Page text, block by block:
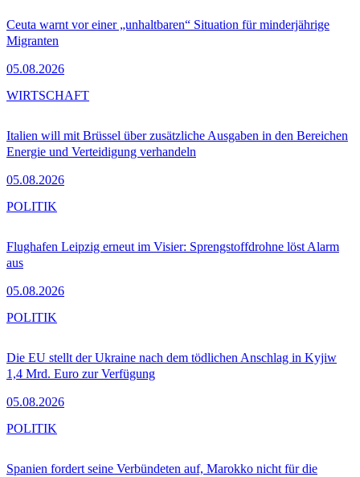
Ceuta warnt vor einer „unhaltbaren“ Situation für minderjährige
Migranten
05.08.2026
Italien will mit Brüssel über zusätzliche Ausgaben in den Bereichen
Energie und Verteidigung verhandeln
05.08.2026
WIRTSCHAFT
Flughafen Leipzig erneut im Visier: Sprengstoffdrohne löst Alarm
aus
05.08.2026
POLITIK
Die EU stellt der Ukraine nach dem tödlichen Anschlag in Kyjiw
1,4 Mrd. Euro zur Verfügung
05.08.2026
POLITIK
Spanien fordert seine Verbündeten auf, Marokko nicht für die
POLITIK